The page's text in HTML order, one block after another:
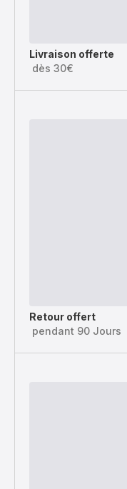
Livraison offerte
dès 30€
Retour offert
pendant 90 Jours